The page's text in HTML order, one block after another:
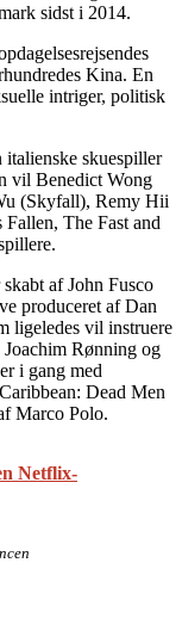
sidst i 2014.
Kina. En
intriger, politisk
skuespiller
vil Benedict Wong
(Skyfall), Remy Hii
The Fast and
skabt af John Fusco
produceret af Dan
ligeledes vil instruere
Rønning og
i gang med
Dead Men
Marco Polo.
Netflix-